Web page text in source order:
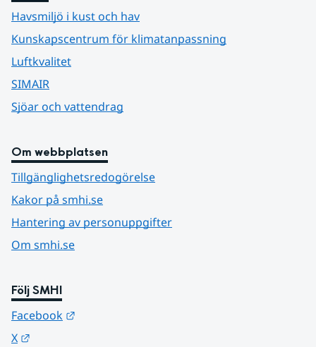
Havsmiljö i kust och hav
Kunskapscentrum för klimatanpassning
Luftkvalitet
SIMAIR
Sjöar och vattendrag
Om webbplatsen
Tillgänglighetsredogörelse
Kakor på smhi.se
Hantering av personuppgifter
Om smhi.se
Följ SMHI
Facebook
X